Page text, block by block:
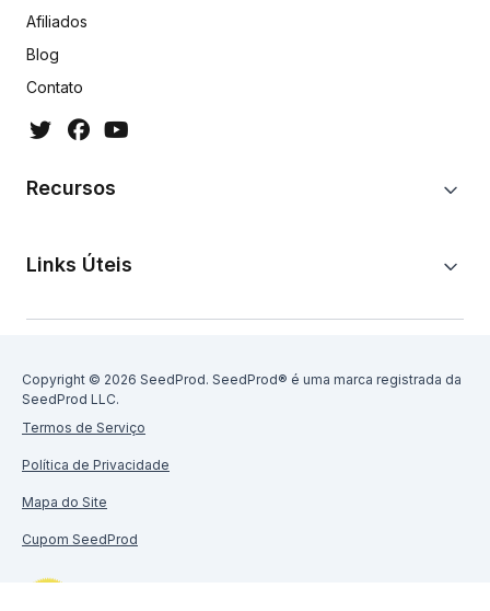
Afiliados
Blog
Contato
Recursos
Links Úteis
Copyright © 2026 SeedProd. SeedProd® é uma marca registrada da
SeedProd LLC.
Termos de Serviço
Política de Privacidade
Mapa do Site
Cupom SeedProd